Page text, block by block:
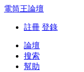
電筒王論壇
註冊 登錄
論壇
搜索
幫助